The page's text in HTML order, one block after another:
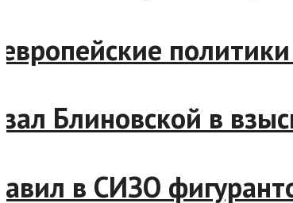
европейские
Блиновской в
в СИЗО